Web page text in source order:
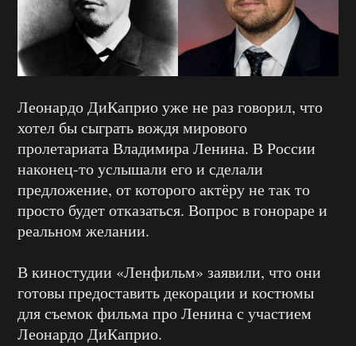
Леонардо ДиКаприо уже не раз говорил, что
хотел бы сыграть вождя мирового
пролетариата Владимира Ленина. В России
наконец-то услышали его и сделали
предложение, от которого актёру не так то
просто будет отказаться. Вопрос в гонораре и
реальном желании.
В киностудии «Ленфильм» заявили, что они
готовы предоставить декорации и костюмы
для съемок фильма про Ленина с участием
Леонардо ДиКаприо.